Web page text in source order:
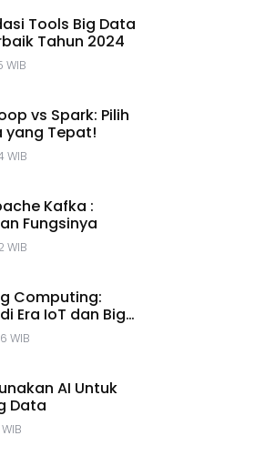
Tools Big Data
Tahun 2024
WIB
vs Spark: Pilih
yang Tepat!
WIB
Kafka :
Fungsinya
WIB
Computing:
Era IoT dan Big
WIB
AI Untuk
Data